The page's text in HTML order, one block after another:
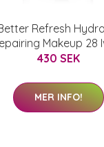
Refresh
Makeup 28
430 SEK
MER INFO!